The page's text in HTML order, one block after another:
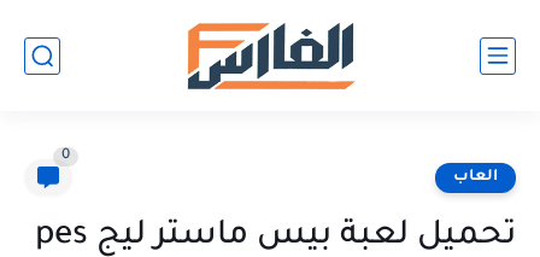
العاب
0
تحميل لعبة بيس ماستر ليج pes